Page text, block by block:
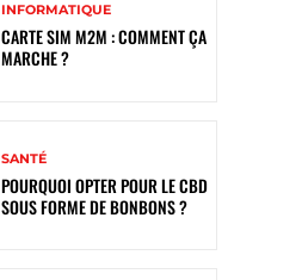
INFORMATIQUE
CARTE SIM M2M : COMMENT ÇA
MARCHE ?
SANTÉ
POURQUOI OPTER POUR LE CBD
SOUS FORME DE BONBONS ?